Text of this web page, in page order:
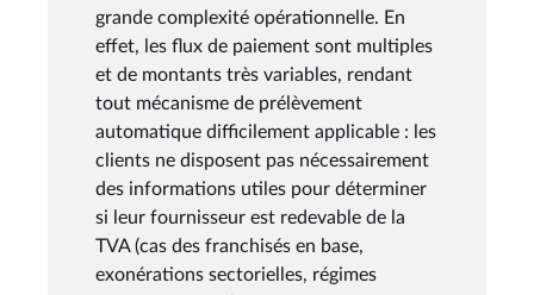
grande complexité opérationnelle. En
effet, les flux de paiement sont multiples
et de montants très variables, rendant
tout mécanisme de prélèvement
automatique difficilement applicable : les
clients ne disposent pas nécessairement
des informations utiles pour déterminer
si leur fournisseur est redevable de la
TVA (cas des franchisés en base,
exonérations sectorielles, régimes